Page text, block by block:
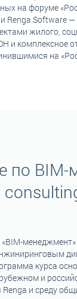
на форуме
Software —
жилого,
и комплексное
на
по
«BIM-
курса
и
и среду